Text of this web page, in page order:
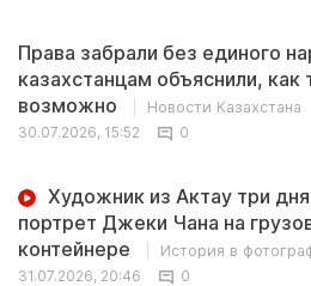
Права забрали без единого
казахстанцам объяснили, как
возможно
Новости Казахстана
30.07.2026, 15:52
0
Художник из Актау три
портрет Джеки Чана на
контейнере
История в
31.07.2026, 20:46
0